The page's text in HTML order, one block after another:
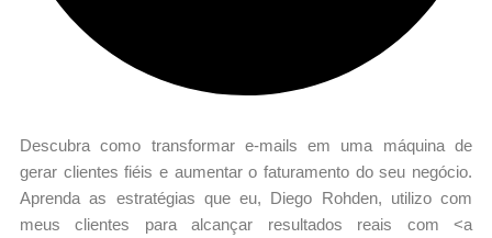
Descubra como transformar e-mails em uma máquina de
gerar clientes fiéis e aumentar o faturamento do seu negócio.
Aprenda as estratégias que eu, Diego Rohden, utilizo com
meus clientes para alcançar resultados reais com <a